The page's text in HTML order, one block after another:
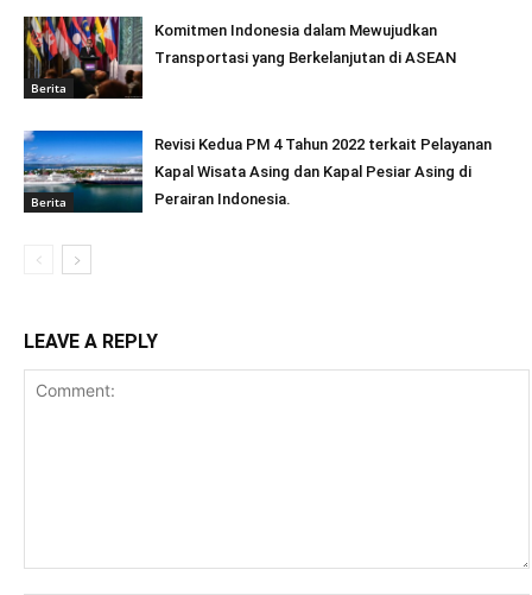
Berita
Komitmen Indonesia dalam Mewujudkan
Transportasi yang Berkelanjutan di ASEAN
Berita
Revisi Kedua PM 4 Tahun 2022 terkait Pelayanan
Kapal Wisata Asing dan Kapal Pesiar Asing di
Perairan Indonesia.
LEAVE A REPLY